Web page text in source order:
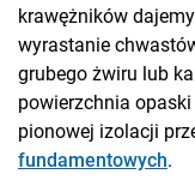
krawężników
wyrastanie
grubego żwiru lub
powierzchnia
pionowej izolacji
fundamentowych.